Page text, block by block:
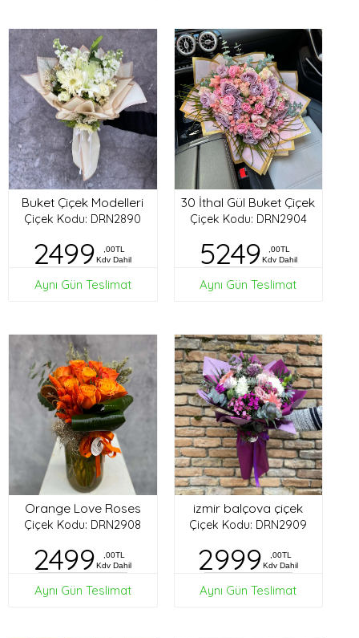
Buket Çiçek Modelleri
Çiçek Kodu: DRN2890
2499
,00TL
Kdv Dahil
Aynı Gün Teslimat
30 İthal Gül Buket Çiçek
Çiçek Kodu: DRN2904
5249
,00TL
Kdv Dahil
Aynı Gün Teslimat
Orange Love Roses
Çiçek Kodu: DRN2908
2499
,00TL
Kdv Dahil
Aynı Gün Teslimat
izmir balçova çiçek
Çiçek Kodu: DRN2909
2999
,00TL
Kdv Dahil
Aynı Gün Teslimat